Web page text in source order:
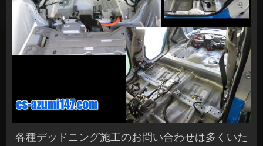
各種デッドニング施工のお問い合わせは多くいた